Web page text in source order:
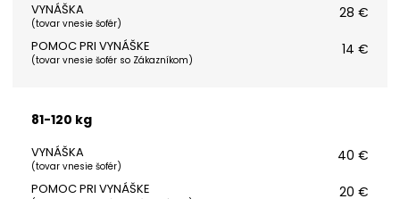
VYNÁŠKA
(tovar vnesie šofér)
28 €
POMOC PRI VYNÁŠKE
(tovar vnesie šofér so Zákazníkom)
14 €
81-120 kg
VYNÁŠKA
(tovar vnesie šofér)
40 €
POMOC PRI VYNÁŠKE 20 €